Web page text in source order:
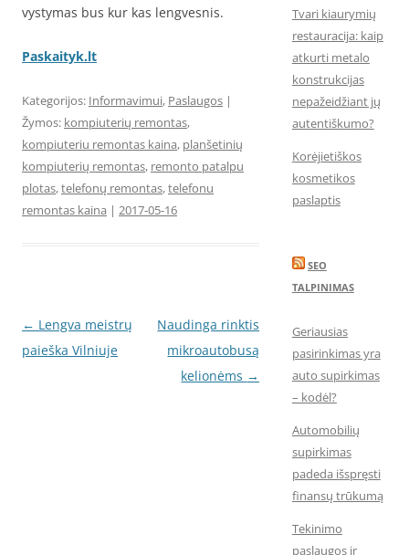
vystymas bus kur kas lengvesnis.
Paskaityk.lt
Kategorijos: Informavimui, Paslaugos |
Žymos: kompiuterių remontas,
kompiuteriu remontas kaina, planšetinių
kompiuterių remontas, remonto patalpu
plotas,telefonų remontas,telefonu
remontas kaina | 2017-05-16
Įrašo
navigacija
← Lengva meistrų
paieška Vilniuje
Naudinga rinktis
mikroautobusą
kelionėms →
Tvari kiaurymių
restauracija: kaip
atkurti metalo
konstrukcijas
nepažeidžiant jų
autentiškumo?
Korėjietiškos
kosmetikos
paslaptis
SEO
TALPINIMAS
Geriausias
pasirinkimas yra
auto supirkimas
– kodėl?
Automobilių
supirkimas
padeda išspręsti
finansų trūkumą
Tekinimo
paslaugos ir